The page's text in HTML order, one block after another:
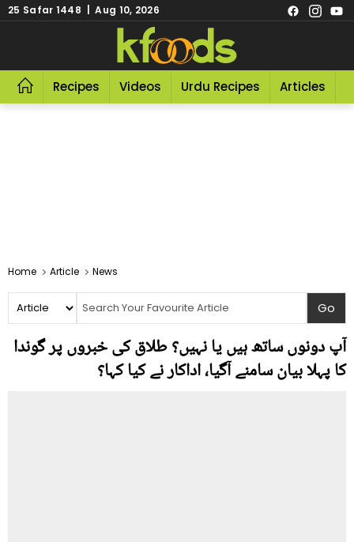
25 Safar 1448 | Aug 10, 2026
Recipes Videos Urdu Recipes Articles
Home Article News
آپ دونوں ساتھ ہیں یا نہیں؟ طلاق کی خبروں پر گوندا
کا پہلا بیان سامنے آگیا، اداکار نے کیا کہا؟